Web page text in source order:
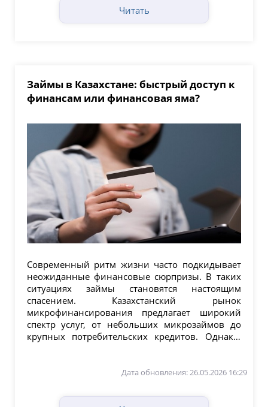
Читать
Займы в Казахстане: быстрый доступ к
финансам или финансовая яма?
Современный ритм жизни часто подкидывает
неожиданные финансовые сюрпризы. В таких
ситуациях займы становятся настоящим
спасением. Казахстанский рынок
микрофинансирования предлагает широкий
спектр услуг, от небольших микрозаймов до
крупных потребительских кредитов. Однако,
Дата обновления: 26.05.2026 16:29